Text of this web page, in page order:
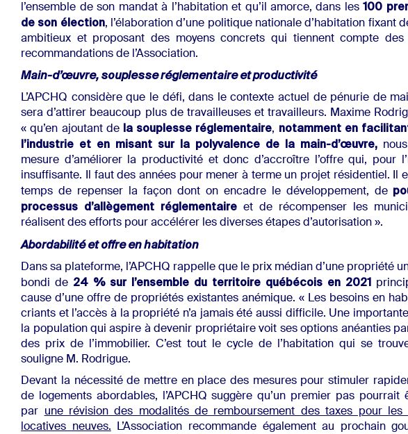
l’ensemble de son mandat à l’habitation et qu’il amorce, dans les100
de son élection, l’élaboration d’une politique nationale d’habitation fixant
ambitieux et proposant des moyens concrets qui tiennent compte des
recommandations de l’Association.
Main-d’œuvre, souplesse réglementaire et productivité
L’APCHQ considère que le défi, dans le contexte actuel de pénurie de
sera d’attirer beaucoup plus de travailleuses et travailleurs. Maxime
« qu’en ajoutant de la souplesse réglementaire, notamment en
l’industrie et en misant sur la polyvalence de la main-d’œuvre,nous
mesure d’améliorer la productivité et donc d’accroître l’offre qui, pour
insuffisante. Il faut des années pour mener à terme un projet résidentiel. Il
temps de repenser la façon dont on encadre le développement, de
processus d’allègement réglementaire et de récompenser les
réalisent des efforts pour accélérer les diverses étapes d’autorisation ».
Abordabilité et offre en habitation
Dans sa plateforme, l’APCHQ rappelle que le prix médian d’une propriété
bondi de 24 % sur l’ensemble du territoire québécois en 2021
cause d’une offre de propriétés existantes anémique. « Les besoins en
criants et l’accès à la propriété n’a jamais été aussi difficile. Une
la population qui aspire à devenir propriétaire voit ses options anéanties
des prix de l’immobilier. C’est tout le cycle de l’habitation qui se
souligne M. Rodrigue.
Devant la nécessité de mettre en place des mesures pour stimuler
de logements abordables, l’APCHQ suggère qu’un premier pas pourrait
par une révision des modalités de remboursement des taxes pour les
locatives neuves. L’Association recommande également au prochain